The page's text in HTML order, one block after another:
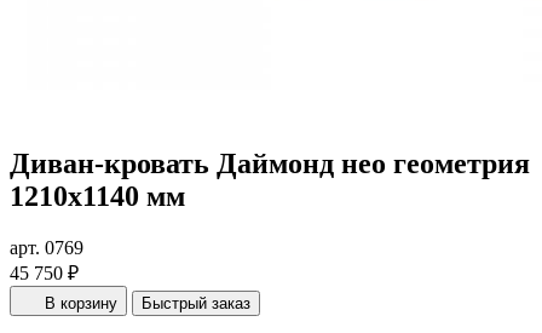
Диван-кровать Даймонд нео геометрия
1210х1140 мм
арт. 0769
45 750 ₽
В корзину Быстрый заказ